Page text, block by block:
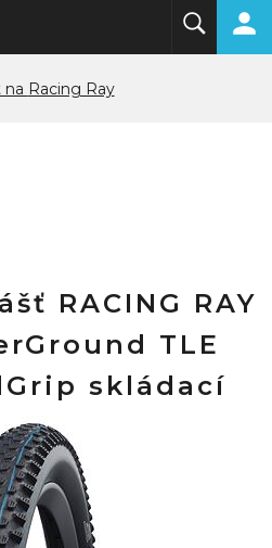
Racing Ray
RACING RAY
TLE
skládací